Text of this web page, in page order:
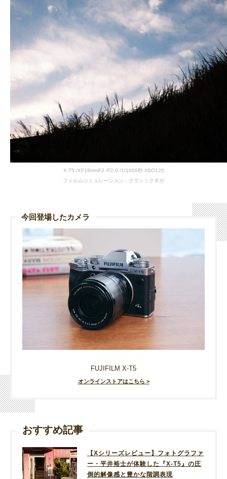
X-T5 /XF18mmF2 /F2.0 /1/1600秒 /ISO125
フィルムシミュレーション：クラシックネガ
今回登場したカメラ
FUJIFILM X-T5
オンラインストアはこちら >
おすすめ記事
【Xシリーズレビュー】フォトグラファ
ー・平井裕士が体験した『X-T5』の圧
倒的解像感と豊かな階調表現